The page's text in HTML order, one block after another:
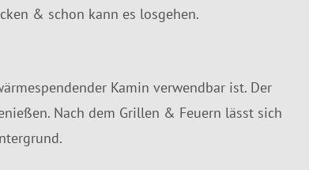
& schon kann es losgehen.
Kamin verwendbar ist. Der
Nach dem Grillen & Feuern lässt sich